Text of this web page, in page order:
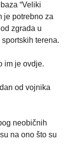
“Veliki
je potrebno za
zgrada u
terena.
im je ovdje.
od vojnika
neobičnih
na ono što su